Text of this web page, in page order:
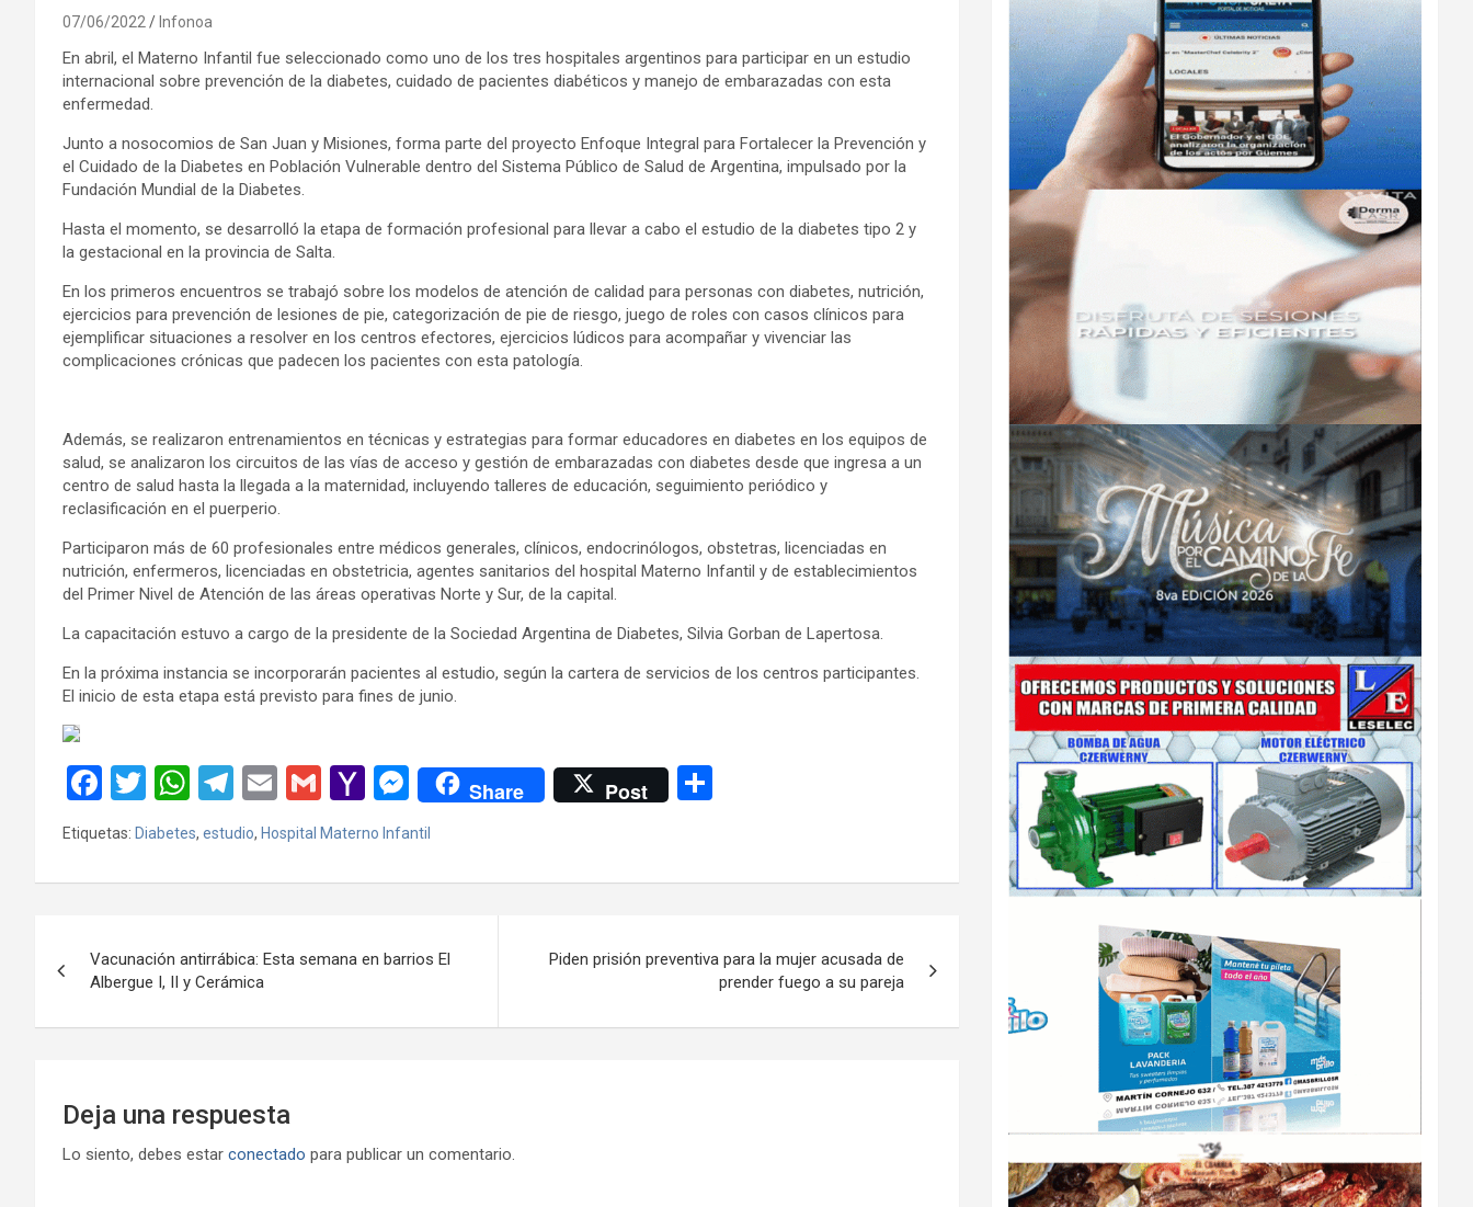
07/06/2022 Infonoa
En abril, el Materno Infantil fue seleccionado como uno de los tres hospitales argentinos para participar en un estudio
internacional sobre prevención de la diabetes, cuidado de pacientes diabéticos y manejo de embarazadas con esta
enfermedad.
Junto a nosocomios de San Juan y Misiones, forma parte del proyecto Enfoque Integral para Fortalecer la Prevención y
el Cuidado de la Diabetes en Población Vulnerable dentro del Sistema Público de Salud de Argentina, impulsado por la
Fundación Mundial de la Diabetes.
Hasta el momento, se desarrolló la etapa de formación profesional para llevar a cabo el estudio de la diabetes tipo 2 y
la gestacional en la provincia de Salta.
En los primeros encuentros se trabajó sobre los modelos de atención de calidad para personas con diabetes, nutrición,
ejercicios para prevención de lesiones de pie, categorización de pie de riesgo, juego de roles con casos clínicos para
ejemplificar situaciones a resolver en los centros efectores, ejercicios lúdicos para acompañar y vivenciar las
complicaciones crónicas que padecen los pacientes con esta patología.
Además, se realizaron entrenamientos en técnicas y estrategias para formar educadores en diabetes en los equipos de
salud, se analizaron los circuitos de las vías de acceso y gestión de embarazadas con diabetes desde que ingresa a un
centro de salud hasta la llegada a la maternidad, incluyendo talleres de educación, seguimiento periódico y
reclasificación en el puerperio.
Participaron más de 60 profesionales entre médicos generales, clínicos, endocrinólogos, obstetras, licenciadas en
nutrición, enfermeros, licenciadas en obstetricia, agentes sanitarios del hospital Materno Infantil y de establecimientos
del Primer Nivel de Atención de las áreas operativas Norte y Sur, de la capital.
La capacitación estuvo a cargo de la presidente de la Sociedad Argentina de Diabetes, Silvia Gorban de Lapertosa.
En la próxima instancia se incorporarán pacientes al estudio, según la cartera de servicios de los centros participantes.
El inicio de esta etapa está previsto para fines de junio.
F
a
ce
b
o
k
T
wi
tt
er
W
at
s
p
p
T
el
e
gr
m
E
m
ail
G
m
ail
Y
a
h
o
M
M
es
se
n
er
Share Post
p
tir
Etiquetas: Diabetes, estudio, Hospital Materno Infantil
de
entradas
Vacunación antirrábica: Esta semana en barrios El
Albergue I, II y Cerámica
Piden prisión preventiva para la mujer acusada de
prender fuego a su pareja
Deja una respuesta
Lo siento, debes estar conectado para publicar un comentario.